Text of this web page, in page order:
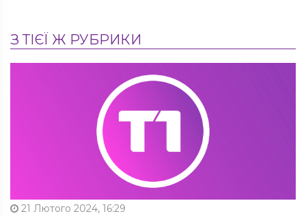
З ТІЄЇ Ж РУБРИКИ
21 Лютого 2024, 16:29